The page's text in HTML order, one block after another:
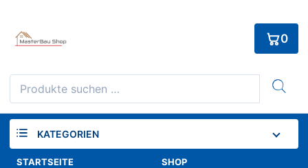
content
Suchen
nach:
0
KATEGORIEN
STARTSEITE SHOP